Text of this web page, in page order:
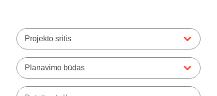
Projekto sritis
Planavimo būdas